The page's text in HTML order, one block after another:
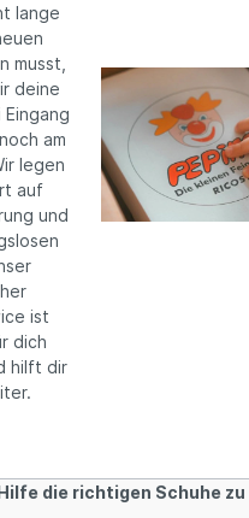
lange
musst,
deine
am
legen
auf
und
ist
dich
hilft dir
die richtigen Schuhe